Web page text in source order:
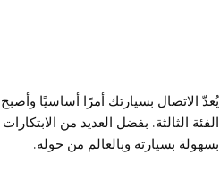
يُعدّ الاتصال بسيارتك أمرًا أساسيًا
الفئة الثالثة. بفضل العديد من
بسهولة بسيارته وبالعالم من حوله.